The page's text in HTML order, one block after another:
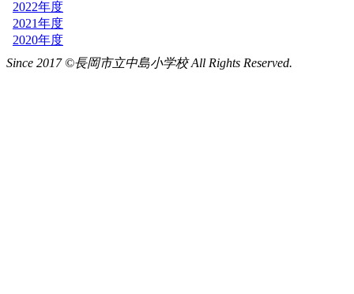
Since 2017 ©長岡市立中島小学校 All Rights Reserved.